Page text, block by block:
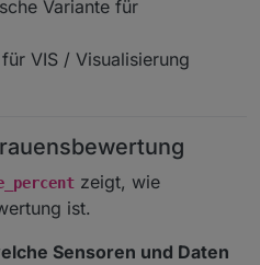
Variante für
VIS / Visualisierung
zeigt, wie
ist.
Sensoren und Daten